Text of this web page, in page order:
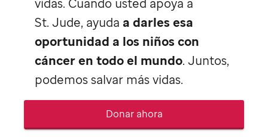
St. Jude, ayuda a darles esa
oportunidad a los niños con
cáncer en todo el mundo. Juntos,
podemos salvar más vidas.
Donar ahora